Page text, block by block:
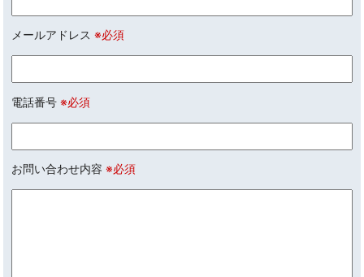
メールアドレス※必須
電話番号※必須
お問い合わせ内容※必須